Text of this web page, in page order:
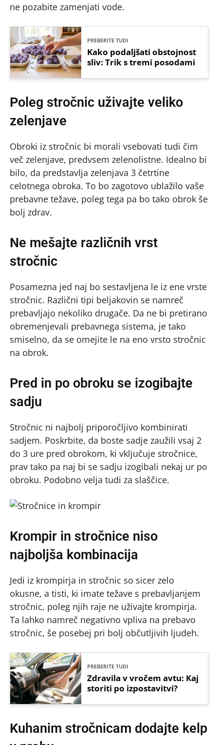
ne pozabite zamenjati vode.
PREBERITE TUDI
Kako podaljšati obstojnost
sliv: Trik s tremi posodami
Poleg stročnic uživajte veliko
zelenjave
Obroki iz stročnic bi morali vsebovati tudi čim
več zelenjave, predvsem zelenolistne. Idealno bi
bilo, da predstavlja zelenjava 3 četrtine
celotnega obroka. To bo zagotovo ublažilo vaše
prebavne težave, poleg tega pa bo tako obrok še
bolj zdrav.
Ne mešajte različnih vrst
stročnic
Posamezna jed naj bo sestavljena le iz ene vrste
stročnic. Različni tipi beljakovin se namreč
prebavljajo nekoliko drugače. Da ne bi pretirano
obremenjevali prebavnega sistema, je tako
smiselno, da se omejite le na eno vrsto stročnic
na obrok.
Pred in po obroku se izogibajte
sadju
Stročnic ni najbolj priporočljivo kombinirati
sadjem. Poskrbite, da boste sadje zaužili vsaj 2
do 3 ure pred obrokom, ki vključuje stročnice,
prav tako pa naj bi se sadju izogibali nekaj ur po
obroku. Podobno velja tudi za slaščice.
Krompir in stročnice niso
najboljša kombinacija
Jedi iz krompirja in stročnic so sicer zelo
okusne, a tisti, ki imate težave s prebavljanjem
stročnic, poleg njih raje ne uživajte krompirja.
Ta lahko namreč negativno vpliva na prebavo
stročnic, še posebej pri bolj občutljivih ljudeh.
PREBERITE TUDI
Zdravila v vročem avtu: Kaj
storiti po izpostavitvi?
Kuhanim stročnicam dodajte kelp